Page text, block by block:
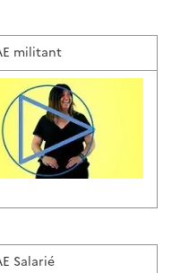
militant
Salarié